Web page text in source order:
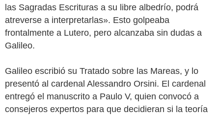
las Sagradas Escrituras a su libre albedrío, podrá
atreverse a interpretarlas». Esto golpeaba
frontalmente a Lutero, pero alcanzaba sin dudas a
Galileo.
Galileo escribió su Tratado sobre las Mareas, y lo
presentó al cardenal Alessandro Orsini. El cardenal
entregó el manuscrito a Paulo V, quien convocó a
consejeros expertos para que decidieran si la teoría